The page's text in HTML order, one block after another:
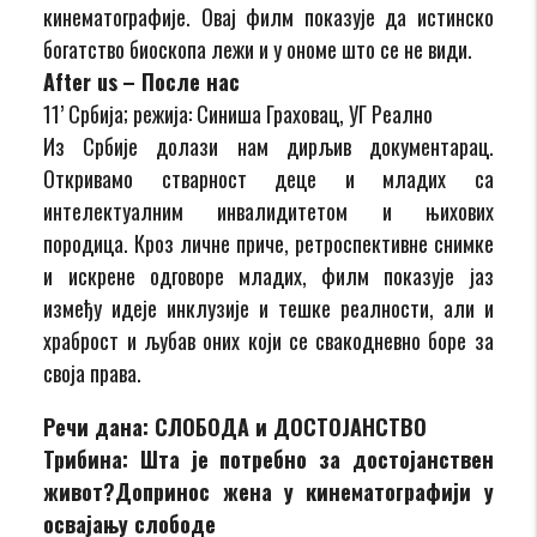
кинематографије. Овај филм показује да истинско
богатство биоскопа лежи и у ономе што се не види.
After us– После нас
11’ Србија; режија: Синиша Граховац, УГ Реално
Из Србије долази нам дирљив документарац.
Откривамо стварност деце и младих са
интелектуалним инвалидитетом и њихових
породица. Кроз личне приче, ретроспективне снимке
и искрене одговоре младих, филм показује јаз
између идеје инклузије и тешке реалности, али и
храброст и љубав оних који се свакодневно боре за
своја права.
Речи дана: СЛОБОДА и ДОСТОЈАНСТВО
Трибина: Шта је потребно за достојанствен
живот?Допринос жена у кинематографији у
освајању слободе